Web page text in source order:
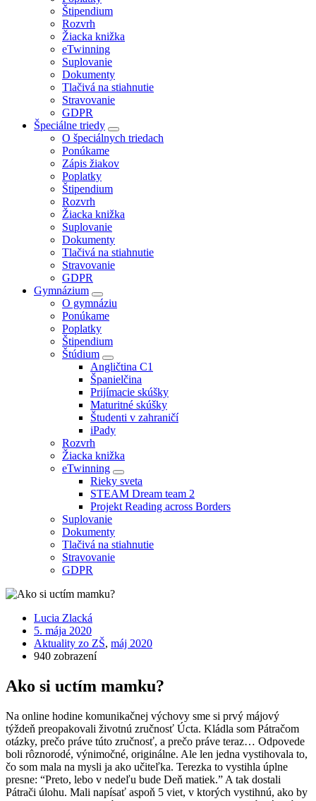
Štipendium
Rozvrh
Žiacka knižka
eTwinning
Suplovanie
Dokumenty
Tlačivá na stiahnutie
Stravovanie
GDPR
Špeciálne triedy
O špeciálnych triedach
Ponúkame
Zápis žiakov
Poplatky
Štipendium
Rozvrh
Žiacka knižka
Suplovanie
Dokumenty
Tlačivá na stiahnutie
Stravovanie
GDPR
Gymnázium
O gymnáziu
Ponúkame
Poplatky
Štipendium
Štúdium
Angličtina C1
Španielčina
Prijímacie skúšky
Maturitné skúšky
Študenti v zahraničí
iPady
Rozvrh
Žiacka knižka
eTwinning
Rieky sveta
STEAM Dream team 2
Projekt Reading across Borders
Suplovanie
Dokumenty
Tlačivá na stiahnutie
Stravovanie
GDPR
Lucia Zlacká
5. mája 2020
Aktuality zo ZŠ, máj 2020
940 zobrazení
Ako si uctím mamku?
Na online hodine komunikačnej výchovy sme si prvý májový
týždeň preopakovali životnú zručnosť Úcta. Kládla som Pátračom
otázky, prečo práve túto zručnosť, a prečo práve teraz… Odpovede
boli rôznorodé, výnimočné, originálne. Ale len jedna vystihovala to,
čo som mala na mysli ja ako učiteľka. Terezka to vystihla úplne
presne: “Preto, lebo v nedeľu bude Deň matiek.” A tak dostali
Pátrači úlohu. Mali napísať aspoň 5 viet, v ktorých vystihnú, ako by